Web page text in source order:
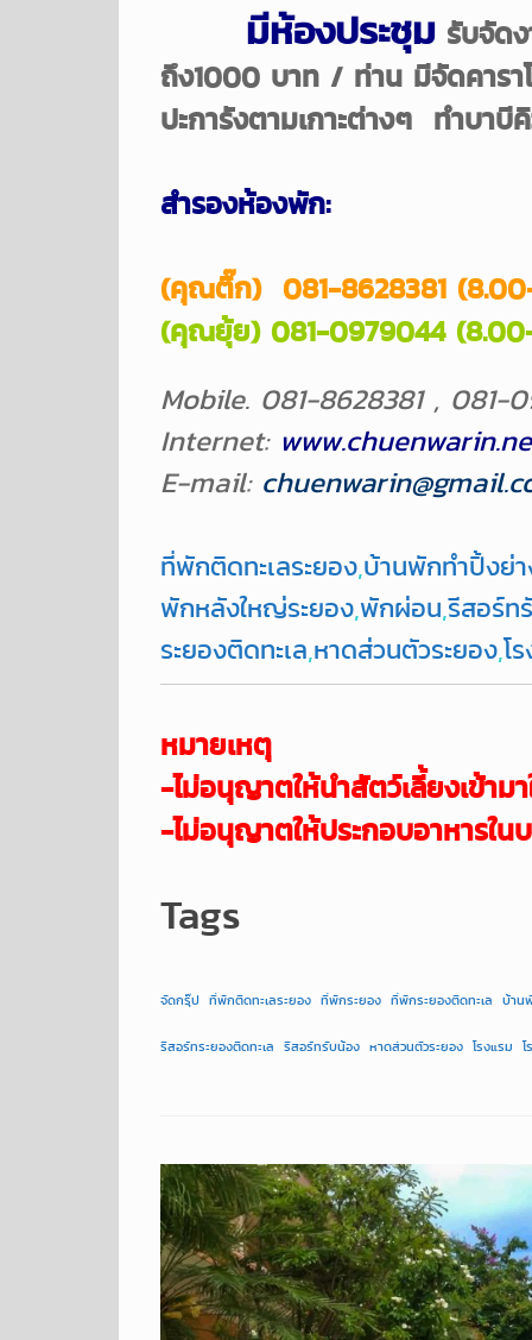
มีห้องประชุม รับจัด
ถึง1000 บาท / ท่าน มีจัดคารา
ปะการังตามเกาะต่างๆ ทำบาบี
สำรองห้องพัก:
(คุณติ๊ก) 081-8628381
(คุณยุ้ย) 081-0979044
Mobile. 081-8628381 ,
Internet:
E-mail:
ที่พักติดทะเลระยอง,บ้านพักทำปิ้งย่
พักหลังใหญ่ระยอง,พักผ่อน,รีสอร์ท
ระยองติดทะเล,หาดส่วนตัวระยอง,โ
หมายเหตุ
-ไม่อนุญาตให้นำสัตว์เลี้ยงเข้าม
-ไม่อนุญาตให้ประกอบอาหารใน
Tags
จัดกรุ๊ป ที่พักติดทะเลระยอง ที่พักระยอง ที่พักระยองติดทะเล บ้าน
รีสอร์ทระยองติดทะเล รีสอร์ทรับน้อง หาดส่วนตัวระยอง โรงแรม โ